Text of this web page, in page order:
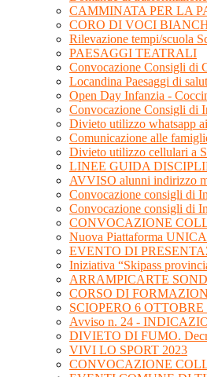
CAMMINATA PER LA
CORO DI VOCI
Rilevazione tempi/scuola
PAESAGGI TEATRALI
Convocazione Consigli di
Locandina Paesaggi di
Open Day Infanzia -
Convocazione Consigli di
Divieto utilizzo whatsapp
Comunicazione alle
Divieto utilizzo cellulari a
LINEE GUIDA
AVVISO alunni indirizzo
Convocazione consigli di
Convocazione consigli di
CONVOCAZIONE
Nuova Piattaforma UNICA
EVENTO DI
Iniziativa “Skipass
ARRAMPICARTE
CORSO DI
SCIOPERO 6 OTTOBRE
Avviso n. 24 -
DIVIETO DI FUMO.
VIVI LO SPORT 2023
CONVOCAZIONE